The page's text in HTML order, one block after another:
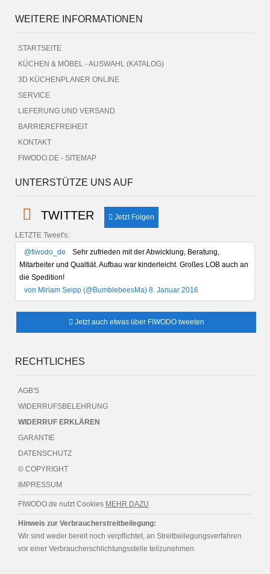
WEITERE INFORMATIONEN
STARTSEITE
KÜCHEN & MÖBEL - AUSWAHL (KATALOG)
3D KÜCHENPLANER ONLINE
SERVICE
LIEFERUNG UND VERSAND
BARRIEREFREIHEIT
KONTAKT
FIWODO.DE - SITEMAP
UNTERSTÜTZE UNS AUF
TWITTER Jetzt Folgen
LETZTE Tweet's:
@fiwodo_de
Sehr zufrieden mit der Abwicklung, Beratung,
Mitarbeiter und Qualtiät. Aufbau war kinderleicht. Großes LOB auch an
die Spedition!
von Miriam Seipp (@BumblebeesMa) 8. Januar 2016
Jetzt auch etwas über FIWODO tweeten
RECHTLICHES
AGB'S
WIDERRUFSBELEHRUNG
WIDERRUF ERKLÄREN
GARANTIE
DATENSCHUTZ
© COPYRIGHT
IMPRESSUM
FIWODO.de nutzt Cookies MEHR DAZU
Hinweis zur Verbraucherstreitbeilegung:
Wir sind weder bereit noch verpflichtet, an Streitbeilegungsverfahren
vor einer Verbraucherschlichtungsstelle teilzunehmen.